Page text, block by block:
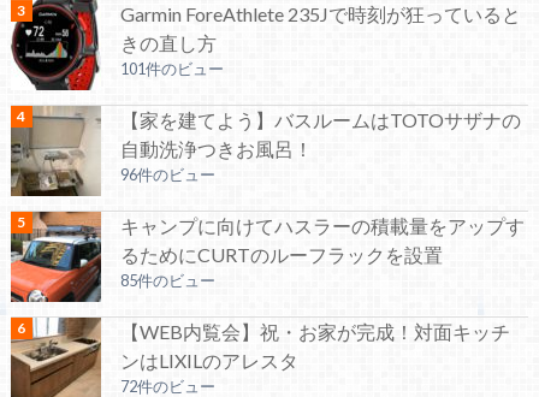
Garmin ForeAthlete 235Jで時刻が狂っていると
きの直し方
101件のビュー
【家を建てよう】バスルームはTOTOサザナの
自動洗浄つきお風呂！
96件のビュー
キャンプに向けてハスラーの積載量をアップす
るためにCURTのルーフラックを設置
85件のビュー
【WEB内覧会】祝・お家が完成！対面キッチ
ンはLIXILのアレスタ
72件のビュー